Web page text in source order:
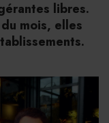
libres.
mois, elles